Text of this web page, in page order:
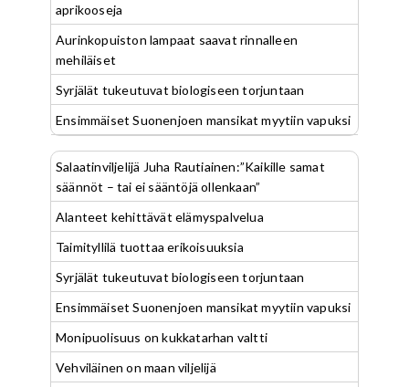
aprikooseja
Aurinkopuiston lampaat saavat rinnalleen
mehiläiset
Syrjälät tukeutuvat biologiseen torjuntaan
Ensimmäiset Suonenjoen mansikat myytiin vapuksi
Salaatinviljelijä Juha Rautiainen:”Kaikille samat
säännöt – tai ei sääntöjä ollenkaan”
Alanteet kehittävät elämyspalvelua
Taimityllilä tuottaa erikoisuuksia
Syrjälät tukeutuvat biologiseen torjuntaan
Ensimmäiset Suonenjoen mansikat myytiin vapuksi
Monipuolisuus on kukkatarhan valtti
Vehviläinen on maan viljelijä